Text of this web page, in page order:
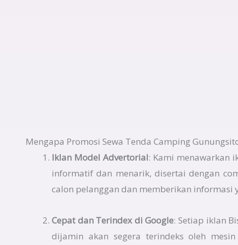
Mengapa Promosi Sewa Tenda Camping
Iklan Model Advertorial: Kami menawarkan
informatif dan menarik, disertai dengan
calon pelanggan dan memberikan informasi
Cepat dan Terindex di Google: Setiap iklan
dijamin akan segera terindeks oleh